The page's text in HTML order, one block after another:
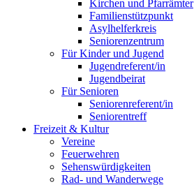
Kirchen und Pfarrämter
Familienstützpunkt
Asylhelferkreis
Seniorenzentrum
Für Kinder und Jugend
Jugendreferent/in
Jugendbeirat
Für Senioren
Seniorenreferent/in
Seniorentreff
Freizeit & Kultur
Vereine
Feuerwehren
Sehenswürdigkeiten
Rad- und Wanderwege